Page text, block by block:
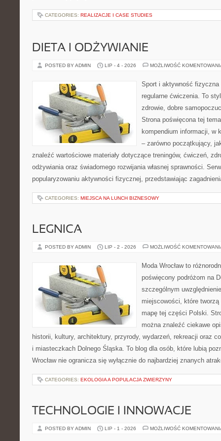
CATEGORIES: REALIZACJE I CASE STUDIES
DIETA I ODŻYWIANIE
POSTED BY ADMIN LIP - 4 - 2026 MOŻLIWOŚĆ
Sport i aktywność
regularne ćwiczenia. To
zdrowie, dobre
Strona poświęcona tej
kompendium informacji, w
– zarówno początkujący,
znaleźć wartościowe materiały dotyczące treningów, ćwiczeń,
odżywiania oraz świadomego rozwijania własnej sprawności.
popularyzowaniu aktywności fizycznej, przedstawiając
CATEGORIES: MIEJSCA NA LUNCH BIZNESOWY
LEGNICA
POSTED BY ADMIN LIP - 2 - 2026 MOŻLIWOŚĆ
Moda Wrocław to
poświęcony podróżom na
szczególnym
miejscowości, które
mapę tej części Polski.
można znaleźć ciekawe
historii, kultury, architektury, przyrody, wydarzeń, rekreacji oraz
i miasteczkach Dolnego Śląska. To blog dla osób, które lubią
Wrocław nie ogranicza się wyłącznie do najbardziej znanych
CATEGORIES: EKOLOGIA A POPULACJA ZWIERZYNY
TECHNOLOGIE I INNOWACJE
POSTED BY ADMIN LIP - 1 - 2026 MOŻLIWOŚĆ